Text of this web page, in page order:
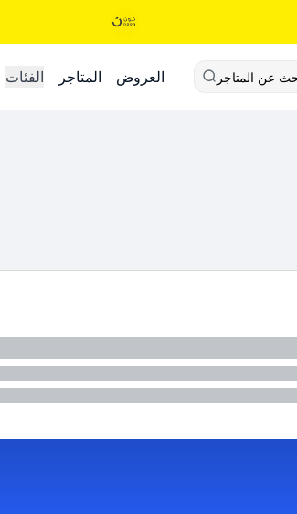
الفئات المتاجر العروض عن المتاجر